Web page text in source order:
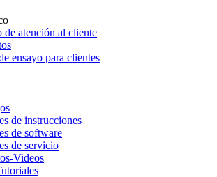
de atención al cliente
ensayo para clientes
de instrucciones
de software
de servicio
Videos